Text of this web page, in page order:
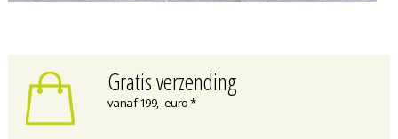
Gratis verzending
vanaf 199,- euro *